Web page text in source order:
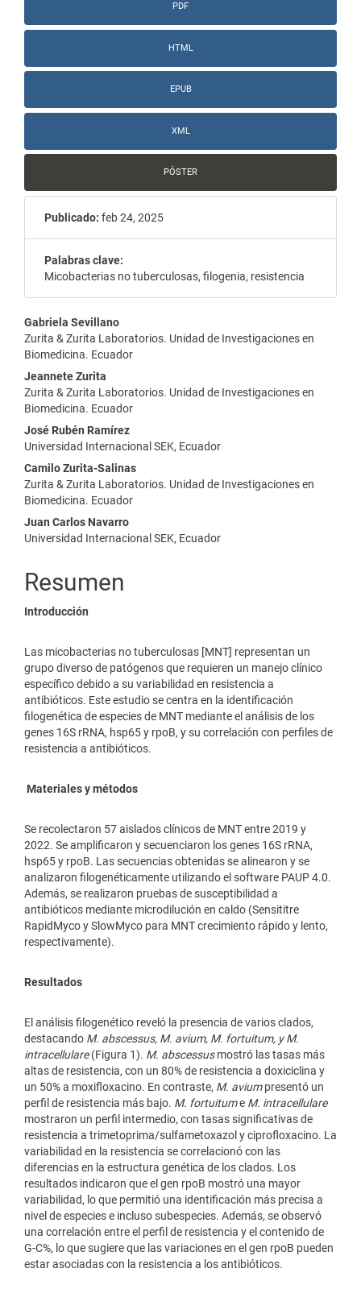
PDF
HTML
EPUB
XML
PÓSTER
Publicado: feb 24, 2025
Palabras clave:
Micobacterias no tuberculosas, filogenia, resistencia
Contenido
principal
del
artículo
Gabriela Sevillano
Zurita & Zurita Laboratorios. Unidad de Investigaciones en
Biomedicina. Ecuador
Jeannete Zurita
Zurita & Zurita Laboratorios. Unidad de Investigaciones en
Biomedicina. Ecuador
José Rubén Ramírez
Universidad Internacional SEK, Ecuador
Camilo Zurita-Salinas
Zurita & Zurita Laboratorios. Unidad de Investigaciones en
Biomedicina. Ecuador
Juan Carlos Navarro
Universidad Internacional SEK, Ecuador
Resumen
Introducción
Las micobacterias no tuberculosas [MNT] representan un
grupo diverso de patógenos que requieren un manejo clínico
específico debido a su variabilidad en resistencia a
antibióticos. Este estudio se centra en la identificación
filogenética de especies de MNT mediante el análisis de los
genes 16S rRNA, hsp65 y rpoB, y su correlación con perfiles de
resistencia a antibióticos.
Materiales y métodos
Se recolectaron 57 aislados clínicos de MNT entre 2019 y
2022. Se amplificaron y secuenciaron los genes 16S rRNA,
hsp65 y rpoB. Las secuencias obtenidas se alinearon y se
analizaron filogenéticamente utilizando el software PAUP 4.0.
Además, se realizaron pruebas de susceptibilidad a
antibióticos mediante microdilución en caldo (Sensititre
RapidMyco y SlowMyco para MNT crecimiento rápido y lento,
respectivamente).
Resultados
El análisis filogenético reveló la presencia de varios clados,
destacando M. abscessus, M. avium, M. fortuitum, y M.
intracellulare(Figura 1). M. abscessusmostró las tasas más
altas de resistencia, con un 80% de resistencia a doxiciclina y
un 50% a moxifloxacino. En contraste, M. aviumpresentó un
perfil de resistencia más bajo. M. fortuitume M. intracellulare
mostraron un perfil intermedio, con tasas significativas de
resistencia a trimetoprima/sulfametoxazol y ciprofloxacino. La
variabilidad en la resistencia se correlacionó con las
diferencias en la estructura genética de los clados. Los
resultados indicaron que el gen rpoB mostró una mayor
variabilidad, lo que permitió una identificación más precisa a
nivel de especies e incluso subespecies. Además, se observó
una correlación entre el perfil de resistencia y el contenido de
G-C%, lo que sugiere que las variaciones en el gen rpoB pueden
estar asociadas con la resistencia a los antibióticos.